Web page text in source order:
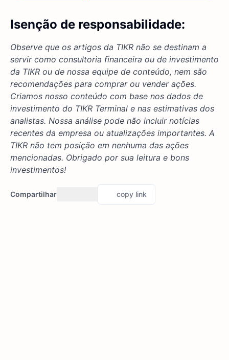
Isenção de responsabilidade:
Observe que os artigos da TIKR não se destinam a
servir como consultoria financeira ou de investimento
da TIKR ou de nossa equipe de conteúdo, nem são
recomendações para comprar ou vender ações.
Criamos nosso conteúdo com base nos dados de
investimento do TIKR Terminal e nas estimativas dos
analistas. Nossa análise pode não incluir notícias
recentes da empresa ou atualizações importantes. A
TIKR não tem posição em nenhuma das ações
mencionadas. Obrigado por sua leitura e bons
investimentos!
Compartilhar copy link